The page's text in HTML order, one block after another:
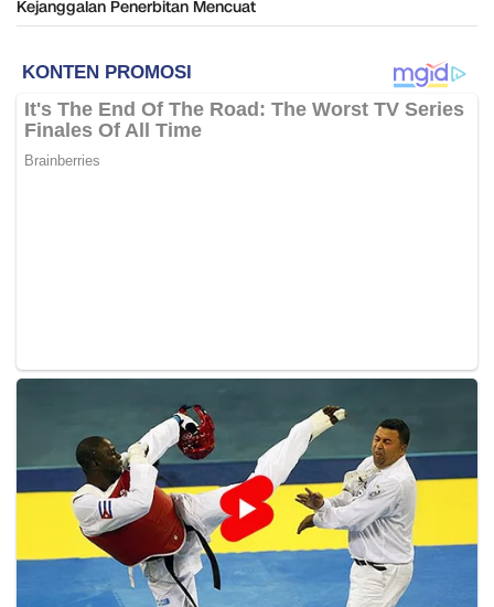
Kejanggalan Penerbitan Mencuat